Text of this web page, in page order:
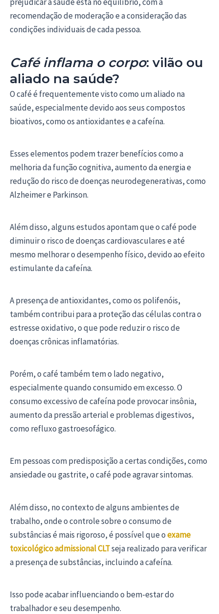
recomendação de moderação e a consideração das
condições individuais de cada pessoa.
Café inflama o corpo: vilão ou
aliado na saúde?
O café é frequentemente visto como um aliado na
saúde, especialmente devido aos seus compostos
bioativos, como os antioxidantes e a cafeína.
Esses elementos podem trazer benefícios como a
melhoria da função cognitiva, aumento da energia e
redução do risco de doenças neurodegenerativas, como
Alzheimer e Parkinson.
Além disso, alguns estudos apontam que o café pode
diminuir o risco de doenças cardiovasculares e até
mesmo melhorar o desempenho físico, devido ao efeito
estimulante da cafeína.
A presença de antioxidantes, como os polifenóis,
também contribui para a proteção das células contra o
estresse oxidativo, o que pode reduzir o risco de
doenças crônicas inflamatórias.
Porém, o café também tem o lado negativo,
especialmente quando consumido em excesso. O
consumo excessivo de cafeína pode provocar insônia,
aumento da pressão arterial e problemas digestivos,
como refluxo gastroesofágico.
Em pessoas com predisposição a certas condições, como
ansiedade ou gastrite, o café pode agravar sintomas.
Além disso, no contexto de alguns ambientes de
trabalho, onde o controle sobre o consumo de
substâncias é mais rigoroso, é possível que oexame
toxicológico admissional CLTseja realizado para verificar
a presença de substâncias, incluindo a cafeína.
Isso pode acabar influenciando o bem-estar do
trabalhador e seu desempenho.